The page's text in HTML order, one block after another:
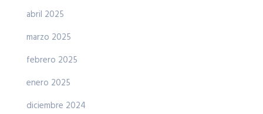
abril 2025
marzo 2025
febrero 2025
enero 2025
diciembre 2024